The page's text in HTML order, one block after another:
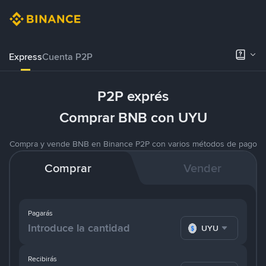
ExpressCuenta P2P
P2P exprés
Comprar BNB con UYU
Compra y vende BNB en Binance P2P con varios métodos de pago
Comprar Vender
Pagarás
UYU
Recibirás